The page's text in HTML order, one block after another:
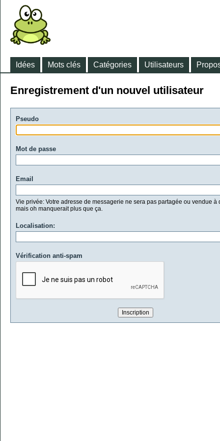
Idées Mots clés Catégories Utilisateurs
Enregistrement d'un nouvel utilisateur
Pseudo
Mot de passe
Email
Vie privée: Votre adresse de messagerie ne sera pas partagée ou vendue à
mais oh manquerait plus que ça.
Localisation:
Vérification anti-spam